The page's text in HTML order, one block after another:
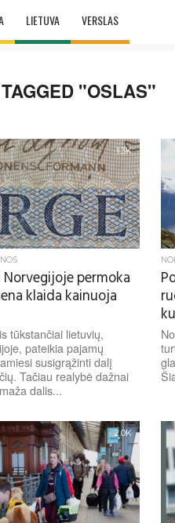
LIETUVA VERSLAS
"OSLAS"
1.3K
permoka
klaida kainuoja
tūkstančiai lietuvių,
pateikia pajamų
susigrąžinti dalį
Tačiau realybė dažnai
dalis...
2.0K